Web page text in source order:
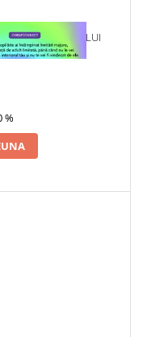
COPILULUI
INTERIOR
%